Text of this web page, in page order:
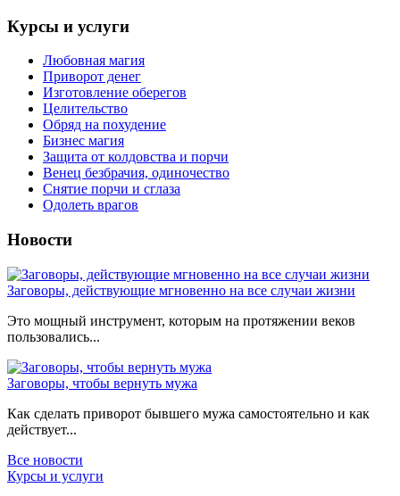
Курсы и услуги
Любовная магия
Приворот денег
Изготовление оберегов
Целительство
Обряд на похудение
Бизнес магия
Защита от колдовства и порчи
Венец безбрачия, одиночество
Снятие порчи и сглаза
Одолеть врагов
Новости
Заговоры, действующие мгновенно на все случаи жизни
Это мощный инструмент, которым на протяжении веков
пользовались...
Заговоры, чтобы вернуть мужа
Как сделать приворот бывшего мужа самостоятельно и как
действует...
Все новости
Курсы и услуги